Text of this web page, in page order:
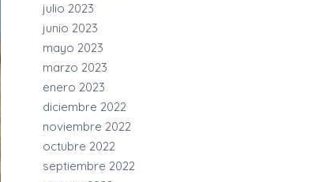
julio 2023
junio 2023
mayo 2023
marzo 2023
enero 2023
diciembre 2022
noviembre 2022
octubre 2022
septiembre 2022